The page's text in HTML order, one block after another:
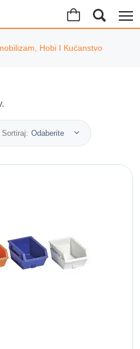
Hobi I Kućanstvo
Sortiraj: Odaberite